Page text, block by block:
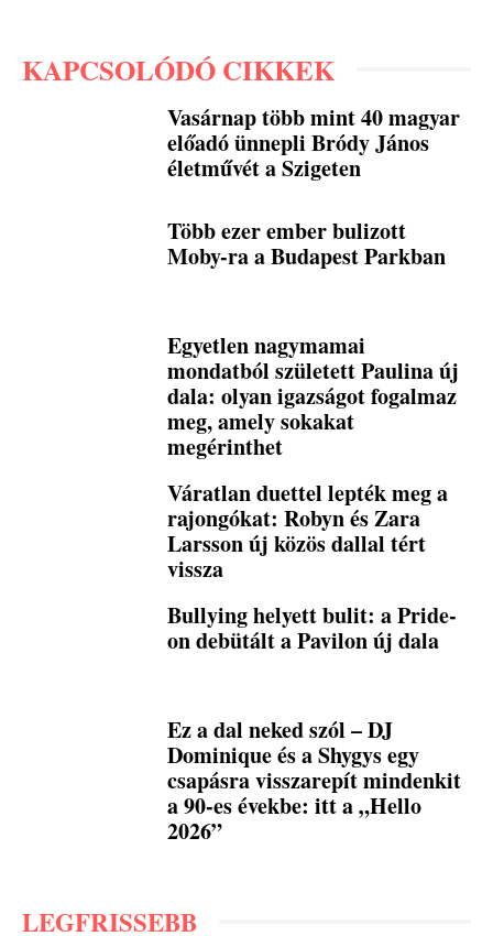
KAPCSOLÓDÓ CIKKEK
Vasárnap több mint 40 magyar
előadó ünnepli Bródy János
életművét a Szigeten
Több ezer ember bulizott
Moby-ra a Budapest Parkban
Egyetlen nagymamai
mondatból született Paulina új
dala: olyan igazságot fogalmaz
meg, amely sokakat
megérinthet
Váratlan duettel lepték meg a
rajongókat: Robyn és Zara
Larsson új közös dallal tért
vissza
Bullying helyett bulit: a Pride-
on debütált a Pavilon új dala
Ez a dal neked szól – DJ
Dominique és a Shygys egy
csapásra visszarepít mindenkit
a 90-es évekbe: itt a „Hello
2026”
LEGFRISSEBB